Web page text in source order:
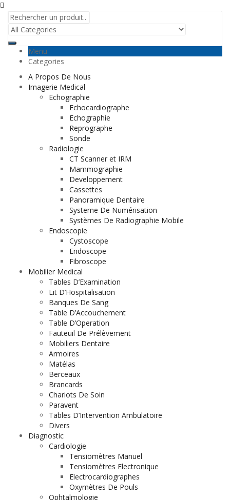
Menu
Categories
A Propos De Nous
Imagerie Medical
Echographie
Echocardiographe
Echographie
Reprographe
Sonde
Radiologie
CT Scanner et IRM
Mammographie
Developpement
Cassettes
Panoramique Dentaire
Systeme De Numérisation
Systèmes De Radiographie Mobile
Endoscopie
Cystoscope
Endoscope
Fibroscope
Mobilier Medical
Tables D’Examination
Lit D’Hospitalisation
Banques De Sang
Table D’Accouchement
Table D’Operation
Fauteuil De Prélèvement
Mobiliers Dentaire
Armoires
Matélas
Berceaux
Brancards
Chariots De Soin
Paravent
Tables D’Intervention Ambulatoire
Divers
Diagnostic
Cardiologie
Tensiomètres Manuel
Tensiomètres Electronique
Electrocardiographes
Oxymètres De Pouls
Ophtalmologie